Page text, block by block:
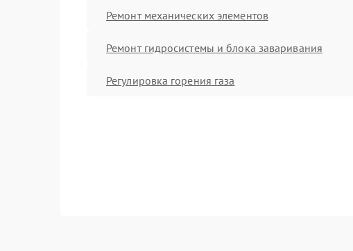
Ремонт механических элементов
Ремонт гидросистемы и блока заваривания
Регулировка горения газа